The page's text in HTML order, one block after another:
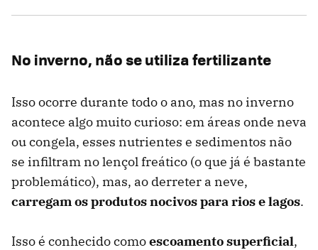
No inverno, não se utiliza fertilizante
Isso ocorre durante todo o ano, mas no inverno
acontece algo muito curioso: em áreas onde neva
ou congela, esses nutrientes e sedimentos não
se infiltram no lençol freático (o que já é bastante
problemático), mas, ao derreter a neve,
carregam os produtos nocivos para rios e lagos.
Isso é conhecido comoescoamento superficial,